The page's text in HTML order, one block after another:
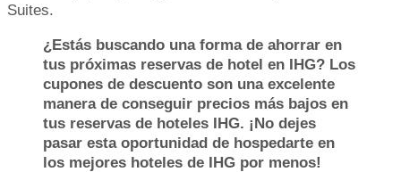
Suites.
¿Estás buscando una forma de ahorrar en
tus próximas reservas de hotel en IHG? Los
cupones de descuento son una excelente
manera de conseguir precios más bajos en
tus reservas de hoteles IHG. ¡No dejes
pasar esta oportunidad de hospedarte en
los mejores hoteles de IHG por menos!